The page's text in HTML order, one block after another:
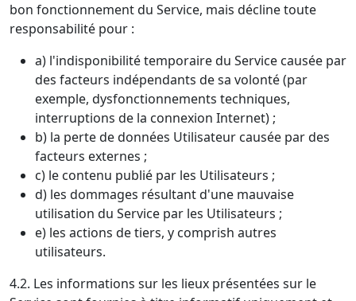
bon fonctionnement du Service, mais décline toute
responsabilité pour :
a) l'indisponibilité temporaire du Service causée par
des facteurs indépendants de sa volonté (par
exemple, dysfonctionnements techniques,
interruptions de la connexion Internet) ;
b) la perte de données Utilisateur causée par des
facteurs externes ;
c) le contenu publié par les Utilisateurs ;
d) les dommages résultant d'une mauvaise
utilisation du Service par les Utilisateurs ;
e) les actions de tiers, y comprish autres
utilisateurs.
4.2. Les informations sur les lieux présentées sur le